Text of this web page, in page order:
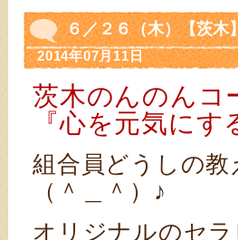
６／２６（木）【茨木
2014年07月11日
茨木のんのんコ
『心を元気に
組合員どうしの
（＾＿＾）♪
オリジナルのセ